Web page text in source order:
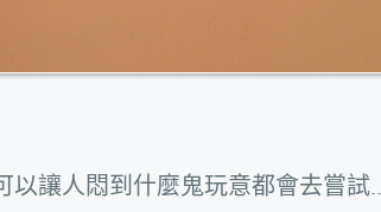
讓人悶到什麼鬼玩意都會去嘗試…